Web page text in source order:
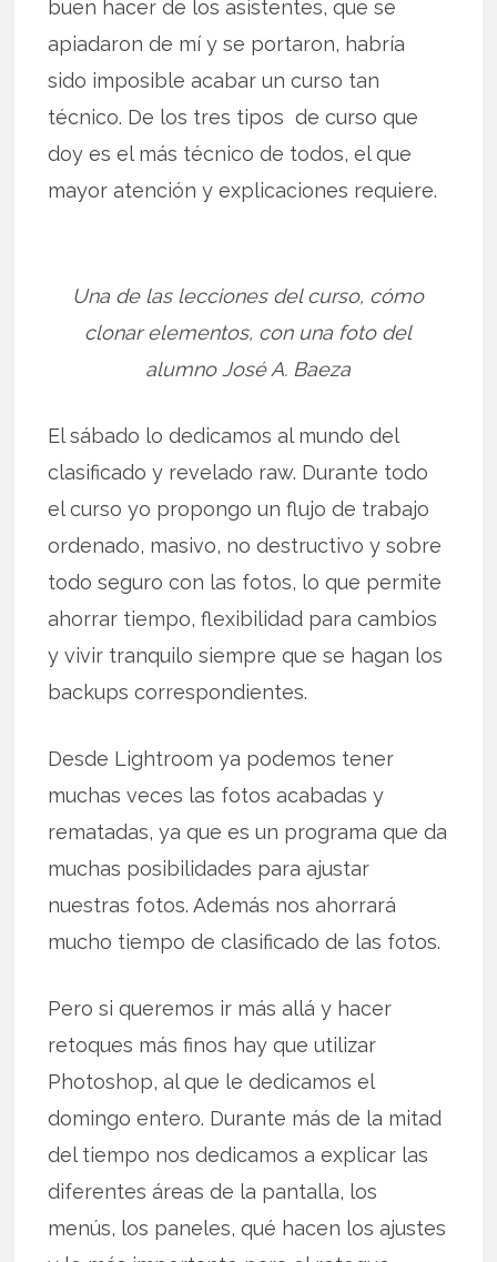
buen hacer de los asistentes, que se
apiadaron de mí y se portaron, habría
sido imposible acabar un curso tan
técnico. De los tres tipos de curso que
doy es el más técnico de todos, el que
mayor atención y explicaciones requiere.
Una de las lecciones del curso, cómo
clonar elementos, con una foto del
alumno José A. Baeza
El sábado lo dedicamos al mundo del
clasificado y revelado raw. Durante todo
el curso yo propongo un flujo de trabajo
ordenado, masivo, no destructivo y sobre
todo seguro con las fotos, lo que permite
ahorrar tiempo, flexibilidad para cambios
y vivir tranquilo siempre que se hagan los
backups correspondientes.
Desde Lightroom ya podemos tener
muchas veces las fotos acabadas y
rematadas, ya que es un programa que da
muchas posibilidades para ajustar
nuestras fotos. Además nos ahorrará
mucho tiempo de clasificado de las fotos.
Pero si queremos ir más allá y hacer
retoques más finos hay que utilizar
Photoshop, al que le dedicamos el
domingo entero. Durante más de la mitad
del tiempo nos dedicamos a explicar las
diferentes áreas de la pantalla, los
menús, los paneles, qué hacen los ajustes